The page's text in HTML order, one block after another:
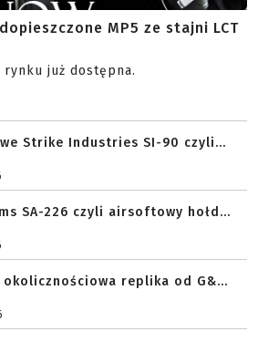
MP5 ze stajni LCT
już dostępna.
Strike Industries SI-90 czyli...
SA-226 czyli airsoftowy hołd...
replika od G&...